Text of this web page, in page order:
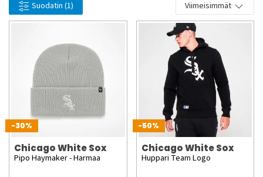
Suodatin (1) Viimeisimmät
-30%
Chicago White Sox
Pipo Haymaker - Harmaa
-50%
Chicago White Sox
Huppari Team Logo